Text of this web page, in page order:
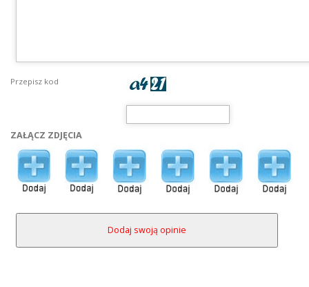
Przepisz kod
ZAŁĄCZ ZDJĘCIA